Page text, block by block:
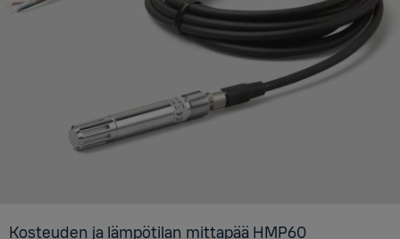
Kos­teu­den ja läm­pö­ti­lan mit­ta­pää HMP60